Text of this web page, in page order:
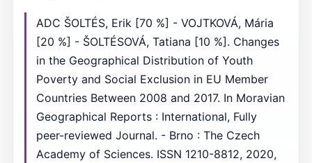
ADC ŠOLTÉS, Erik [70 %] - VOJTKOVÁ, Mária
[20 %] - ŠOLTÉSOVÁ, Tatiana [10 %]. Changes
in the Geographical Distribution of Youth
Poverty and Social Exclusion in EU Member
Countries Between 2008 and 2017. In Moravian
Geographical Reports : International, Fully
peer-reviewed Journal. - Brno : The Czech
Academy of Sciences. ISSN 1210-8812, 2020,